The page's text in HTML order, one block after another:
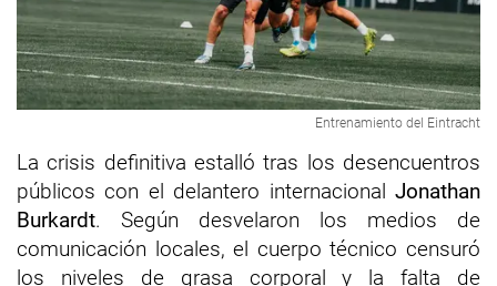
Entrenamiento del Eintracht
La crisis definitiva estalló tras los desencuentros
públicos con el delantero internacional Jonathan
Burkardt. Según desvelaron los medios de
comunicación locales, el cuerpo técnico censuró
los niveles de grasa corporal y la falta de